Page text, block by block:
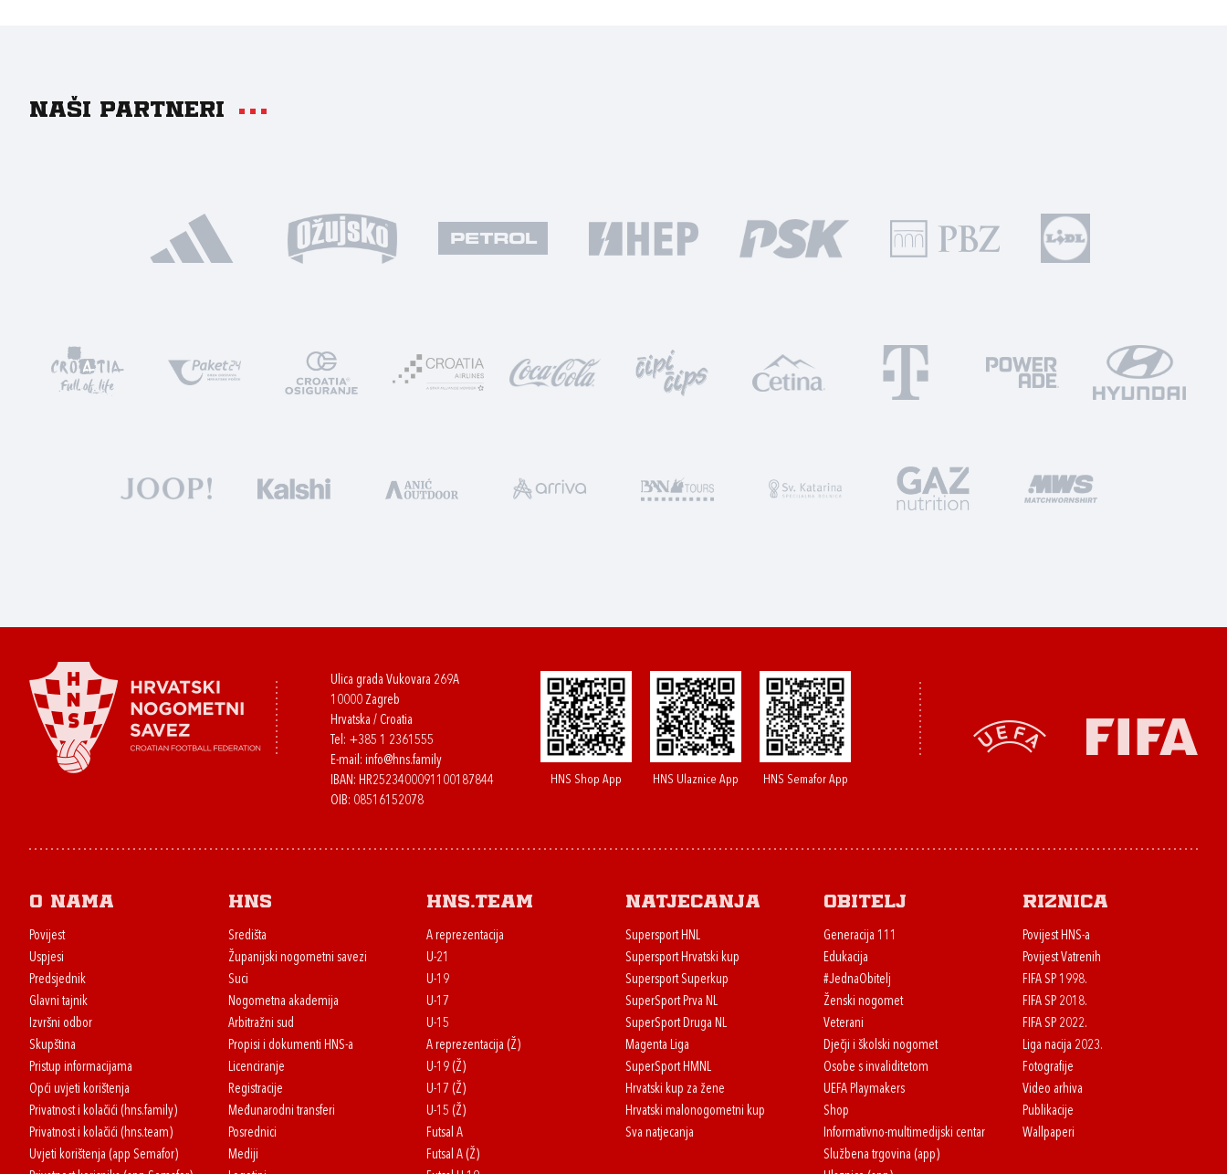
Naši partneri
Ulica grada Vukovara 269A
10000 Zagreb
Hrvatska / Croatia
Tel: +385 1 2361555
E-mail: info@hns.family
IBAN: HR2523400091100187844
OIB: 08516152078
HNS Shop App HNS Ulaznice App HNS Semafor App
O nama
Povijest
Uspjesi
Predsjednik
Glavni tajnik
Izvršni odbor
Skupština
Pristup informacijama
Opći uvjeti korištenja
Privatnost i kolačići (hns.family)
Privatnost i kolačići (hns.team)
Uvjeti korištenja (app Semafor)
HNS
Središta
Županijski nogometni savezi
Suci
Nogometna akademija
Arbitražni sud
Propisi i dokumenti HNS-a
Licenciranje
Registracije
Međunarodni transferi
Posrednici
Mediji
HNS.team
A reprezentacija
U-21
U-19
U-17
U-15
A reprezentacija (Ž)
U-19 (Ž)
U-17 (Ž)
U-15 (Ž)
Futsal A
Futsal A (Ž)
Natjecanja
Supersport HNL
Supersport Hrvatski kup
Supersport Superkup
SuperSport Prva NL
SuperSport Druga NL
Magenta Liga
SuperSport HMNL
Hrvatski kup za žene
Hrvatski malonogometni kup
Sva natjecanja
Obitelj
Generacija 111
Edukacija
#JednaObitelj
Ženski nogomet
Veterani
Dječji i školski nogomet
Osobe s invaliditetom
UEFA Playmakers
Shop
Informativno-multimedijski centar
Službena trgovina (app)
Riznica
Povijest HNS-a
Povijest Vatrenih
FIFA SP 1998.
FIFA SP 2018.
FIFA SP 2022.
Liga nacija 2023.
Fotografije
Video arhiva
Publikacije
Wallpaperi